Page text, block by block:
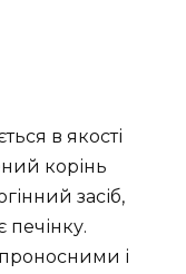
в якості
корінь
засіб,
і